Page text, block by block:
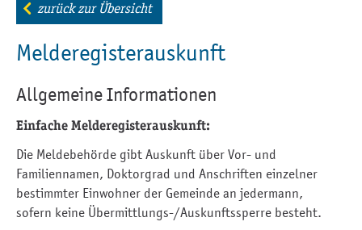
zurück zur Übersicht
Melderegisterauskunft
Allgemeine Informationen
Einfache Melderegisterauskunft:
Die Meldebehörde gibt Auskunft über Vor- und
Familiennamen, Doktorgrad und Anschriften einzelner
bestimmter Einwohner der Gemeinde an jedermann,
sofern keine Übermittlungs-/Auskunftssperre besteht.